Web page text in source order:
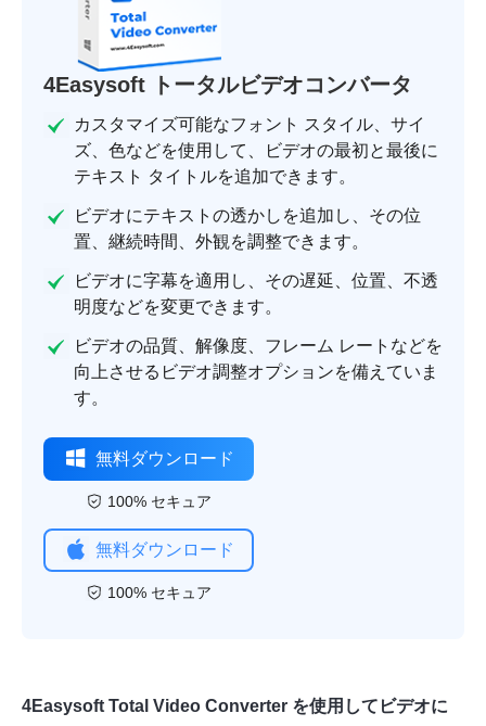
4Easysoft トータルビデオコンバータ
カスタマイズ可能なフォント スタイル、サイ
ズ、色などを使用して、ビデオの最初と最後に
テキスト タイトルを追加できます。
ビデオにテキストの透かしを追加し、その位
置、継続時間、外観を調整できます。
ビデオに字幕を適用し、その遅延、位置、不透
明度などを変更できます。
ビデオの品質、解像度、フレーム レートなどを
向上させるビデオ調整オプションを備えていま
す。
無料ダウンロード
100% セキュア
無料ダウンロード
100% セキュア
4Easysoft Total Video Converter を使用してビデオに